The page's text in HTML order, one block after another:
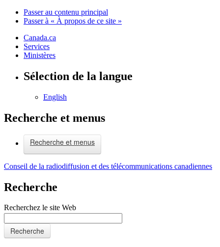
Passer au contenu principal
Passer à « À propos de ce site »
Canada.ca
Services
Ministères
Sélection de la langue
English
Recherche et menus
Recherche et menus
Conseil de la radiodiffusion et des télécommunications canadiennes
Recherche
Recherchez le site Web
Recherche